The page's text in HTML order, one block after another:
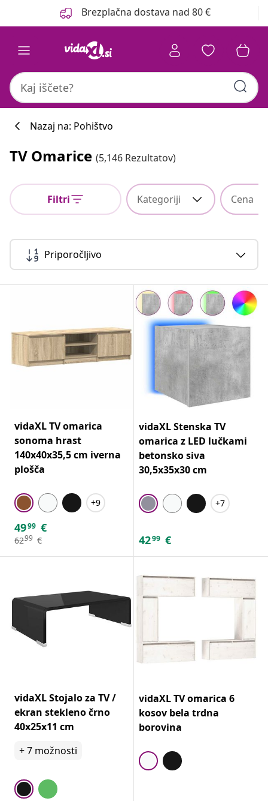
Brezplačna dostava nad 80 €
Nazaj na: Pohištvo
TV Omarice (5,146 Rezultatov)
Filtri Kategoriji Cena
Priporočljivo
vidaXL TV omarica
sonoma hrast
140x40x35,5 cm iverna
plošča
+9
4999 €
6299 €
vidaXL Stenska TV
omarica z LED lučkami
betonsko siva
30,5x35x30 cm
+7
4299 €
vidaXL Stojalo za TV /
ekran stekleno črno
40x25x11 cm
+7 možnosti
vidaXL TV omarica 6
kosov bela trdna
borovina